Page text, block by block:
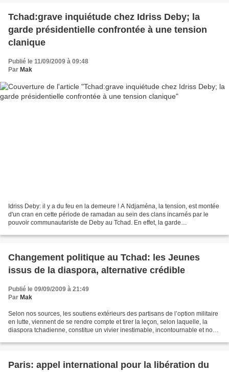
Tchad:grave inquiétude chez Idriss Deby; la
garde présidentielle confrontée à une tension
clanique
Publié le 11/09/2009 à 09:48
Par Mak
Idriss Deby: il y a du feu en la demeure ! A Ndjaména, la tension, est montée
d'un cran en cette période de ramadan au sein des clans incarnés par le
pouvoir communautariste de Deby au Tchad. En effet, la garde
Changement politique au Tchad: les Jeunes
issus de la diaspora, alternative crédible
Publié le 09/09/2009 à 21:49
Par Mak
Selon nos sources, les soutiens extérieurs des partisans de l’option militaire
en lutte, viennent de se rendre compte et tirer la leçon, selon laquelle, la
diaspora tchadienne, constitue un vivier inestimable, incontournable et non
Paris: appel international pour la libération du